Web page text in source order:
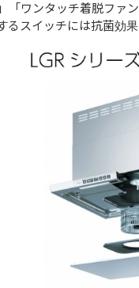
「ワンタッチ着脱フ
るスイッチには抗菌効